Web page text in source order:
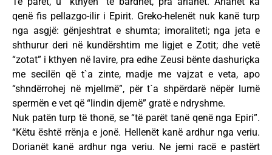
qenë fis pellazgo-ilir i Epirit. Greko-helenët nuk kanë turp
nga asgjë: gënjeshtrat e shumta; imoraliteti; nga jeta e
shthurur deri në kundërshtim me ligjet e Zotit; dhe vetë
“zotat” i kthyen në lavire, pra edhe Zeusi bënte dashuriçka
me secilën që t`a zinte, madje me vajzat e veta, apo
“shndërrohej në mjellmë”, për t`a shpërdarë nëpër lumë
spermën e vet që “lindin djemë” gratë e ndryshme.
Nuk patën turp të thonë, se “të parët tanë qenë nga Epiri”.
“Këtu është rrënja e jonë. Hellenët kanë ardhur nga veriu.
Dorianët kanë ardhur nga veriu. Ne jemi racë e pastërt